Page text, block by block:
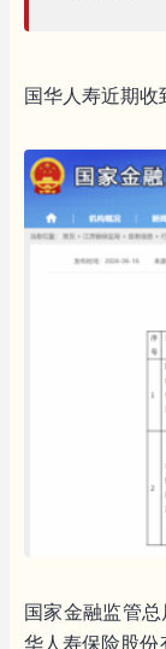
国华人寿近期收
国家金融监管
华人寿保险股份